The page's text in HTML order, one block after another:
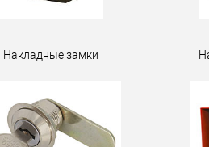
Накладные замки